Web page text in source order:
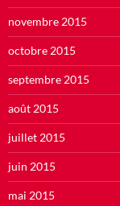
novembre 2015
octobre 2015
septembre 2015
août 2015
juillet 2015
juin 2015
mai 2015